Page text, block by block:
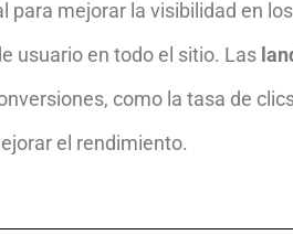
para mejorar la visibilidad en
usuario en todo el sitio. Las
como la tasa de
el rendimiento.